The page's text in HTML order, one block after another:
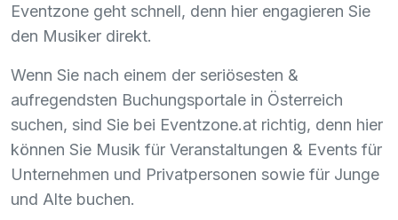
Eventzone geht schnell, denn hier engagieren Sie
den Musiker direkt.
Wenn Sie nach einem der seriösesten &
aufregendsten Buchungsportale in Österreich
suchen, sind Sie bei Eventzone.at richtig, denn hier
können Sie Musik für Veranstaltungen & Events für
Unternehmen und Privatpersonen sowie für Junge
und Alte buchen.